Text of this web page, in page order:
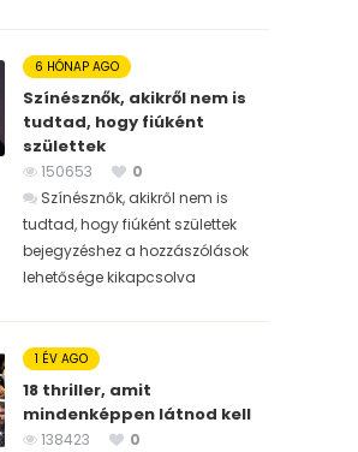
6 HÓNAP AGO
Színésznők, akikről nem is
tudtad, hogy fiúként
születtek
150653
0
Színésznők, akikről nem is
tudtad, hogy fiúként születtek
bejegyzéshez a hozzászólások
lehetősége kikapcsolva
1 ÉV AGO
18 thriller, amit
mindenképpen látnod kell
138423
0